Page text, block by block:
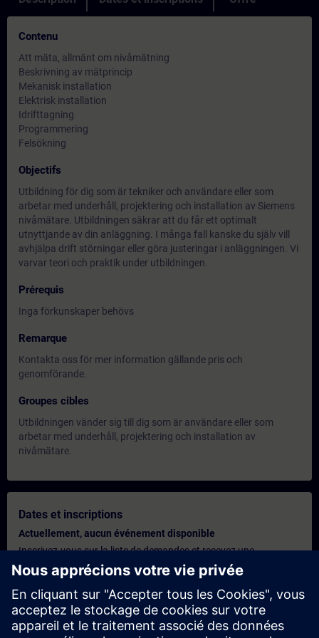
Contenu
Att mäta, allmänt om nivåmätning
Beskrivning av mätprincip
Mekanisk installation
Elektrisk installation
Idrifttagning
Programmering
Felsökning
Objectifs
Utbildning för dig som är tekniker och användare eller som
arbetar med underhåll, projektering och installation av Siemens
nivåmätare. Utbildningen säkrar att du får ett optimalt
utnyttjande av din anläggning. I många fall kanske du själv vill
avhjälpa drift störningar eller göra justeringar i anläggningen. Vi
varvar teori och praktik under utbildningen.
Prérequis
Inga förkunskaper behövs
Remarque
Kontakta oss för mer information gällande pris och
genomförande.
Groupes cibles
Utbildningen vänder sig till dig som är användare eller som
arbetar med underhåll, projektering och installation av
nivåmätare.
Dates et inscriptions
Actuellement, aucun événement disponible
Inscrivez-vous sur la liste de demandes et recevez une
notification dès que de nouvelles dates sont disponibles.
Activer le service de notification